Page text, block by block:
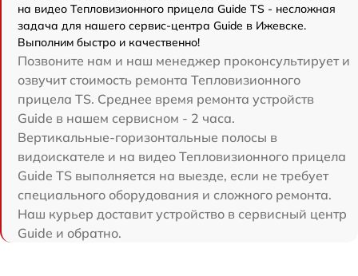
на видео Тепловизионного прицела Guide TS - несложная
задача для нашего сервис-центра Guide в Ижевске.
Выполним быстро и качественно!
Позвоните нам и наш менеджер проконсультирует и
озвучит стоимость ремонта Тепловизионного
прицела TS. Среднее время ремонта устройств
Guide в нашем сервисном - 2 часа.
Вертикальные-горизонтальные полосы в
видоискателе и на видео Тепловизионного прицела
Guide TS выполняется на выезде, если не требует
специального оборудования и сложного ремонта.
Наш курьер доставит устройство в сервисный центр
Guide и обратно.